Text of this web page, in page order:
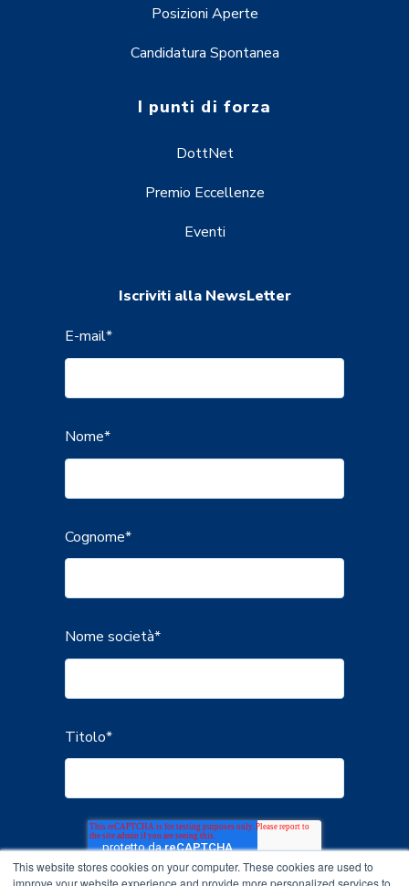
This website stores cookies on your computer. These cookies are used to
improve your website experience and provide more personalized services to
Posizioni Aperte
Candidatura Spontanea
I punti di forza
DottNet
Premio Eccellenze
Eventi
Iscriviti alla NewsLetter
E-mail*
Nome*
Cognome*
Nome società*
Titolo*